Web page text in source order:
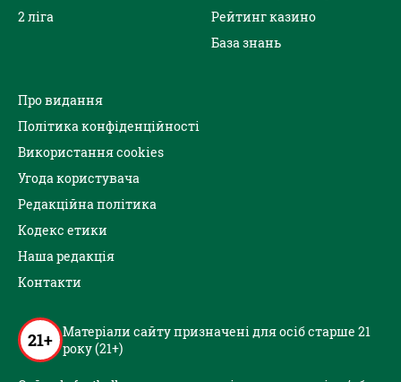
2 ліга
Рейтинг казино
База знань
Про видання
Політика конфіденційності
Використання cookies
Угода користувача
Редакційна політика
Кодекс етики
Наша редакція
Контакти
21+ Матеріали сайту призначені для осіб старше 21
року (21+)